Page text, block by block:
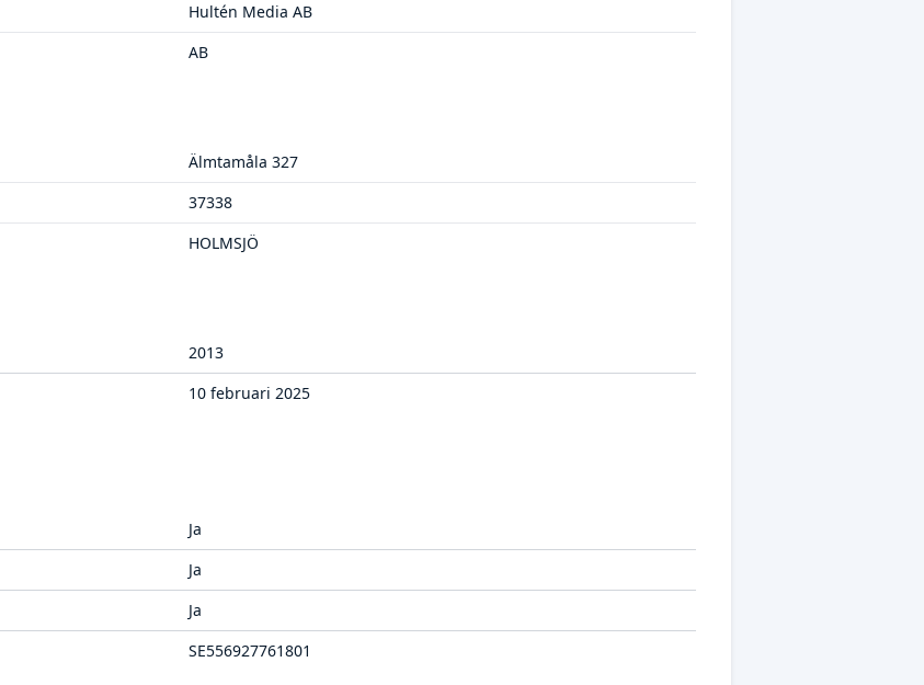
Hultén Media AB
AB
Älmtamåla 327
37338
HOLMSJÖ
2013
10 februari 2025
Ja
Ja
Ja
SE556927761801